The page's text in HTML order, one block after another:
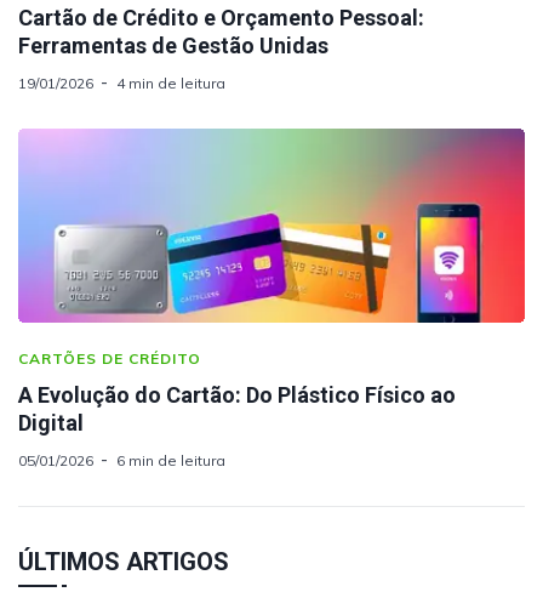
Cartão de Crédito e Orçamento Pessoal:
Ferramentas de Gestão Unidas
19/01/2026 4 min de leitura
CARTÕES DE CRÉDITO
A Evolução do Cartão: Do Plástico Físico ao
Digital
05/01/2026 6 min de leitura
ÚLTIMOS ARTIGOS